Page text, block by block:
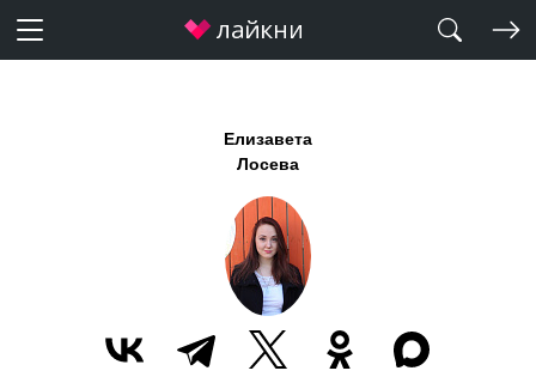
Елизавета
Лосева